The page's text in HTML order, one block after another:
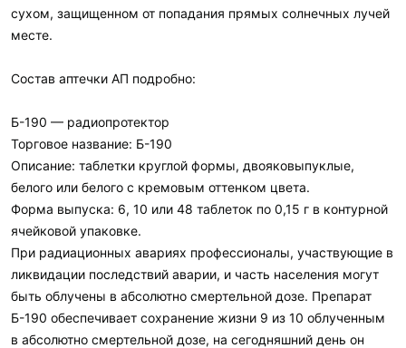
сухом, защищенном от попадания прямых солнечных лучей
месте.
Состав аптечки АП подробно:
Б-190 — радиопротектор
Торговое название: Б-190
Описание: таблетки круглой формы, двояковыпуклые,
белого или белого с кремовым оттенком цвета.
Форма выпуска: 6, 10 или 48 таблеток по 0,15 г в контурной
ячейковой упаковке.
При радиационных авариях профессионалы, участвующие в
ликвидации последствий аварии, и часть населения могут
быть облучены в абсолютно смертельной дозе. Препарат
Б-190 обеспечивает сохранение жизни 9 из 10 облученным
в абсолютно смертельной дозе, на сегодняшний день он